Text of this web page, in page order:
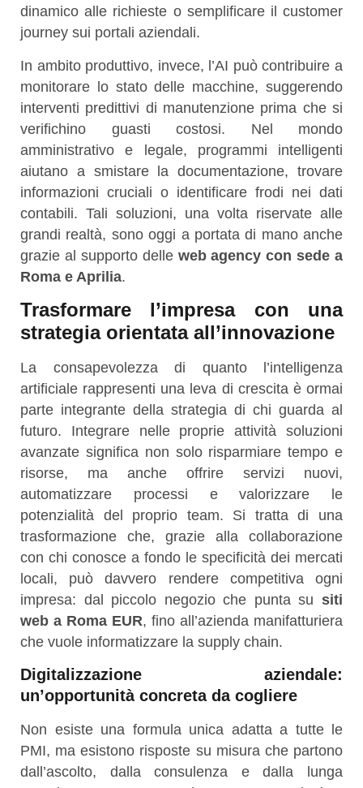
dinamico alle richieste o semplificare il customer
journey sui portali aziendali.
In ambito produttivo, invece, l’AI può contribuire a
monitorare lo stato delle macchine, suggerendo
interventi predittivi di manutenzione prima che si
verifichino guasti costosi. Nel mondo
amministrativo e legale, programmi intelligenti
aiutano a smistare la documentazione, trovare
informazioni cruciali o identificare frodi nei dati
contabili. Tali soluzioni, una volta riservate alle
grandi realtà, sono oggi a portata di mano anche
grazie al supporto delle web agency con sede a
Roma e Aprilia.
Trasformare l’impresa con una
strategia orientata all’innovazione
La consapevolezza di quanto l’intelligenza
artificiale rappresenti una leva di crescita è ormai
parte integrante della strategia di chi guarda al
futuro. Integrare nelle proprie attività soluzioni
avanzate significa non solo risparmiare tempo e
risorse, ma anche offrire servizi nuovi,
automatizzare processi e valorizzare le
potenzialità del proprio team. Si tratta di una
trasformazione che, grazie alla collaborazione
con chi conosce a fondo le specificità dei mercati
locali, può davvero rendere competitiva ogni
impresa: dal piccolo negozio che punta su siti
web a Roma EUR, fino all’azienda manifatturiera
che vuole informatizzare la supply chain.
Digitalizzazione aziendale:
un’opportunità concreta da cogliere
Non esiste una formula unica adatta a tutte le
PMI, ma esistono risposte su misura che partono
dall’ascolto, dalla consulenza e dalla lunga